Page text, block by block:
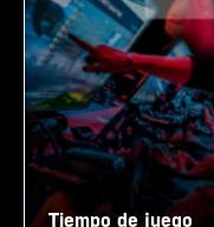
Tiempo de juego